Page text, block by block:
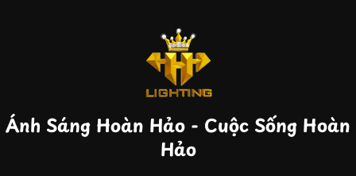
Ánh Sáng Hoàn Hảo - Cuộc Sống Hoàn
Hảo